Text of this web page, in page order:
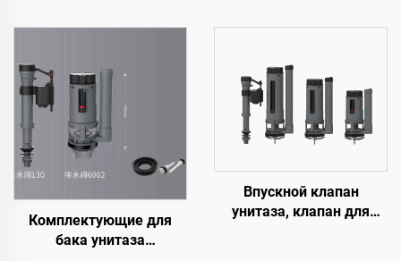
бачка унитаза Механизм
WC Унитаз
клапаны двойного слива
сантехники Высокое
качество Дешевая цена
Комплектующие для
бака унитаза
Впускной клапан
унитаза, клапан для